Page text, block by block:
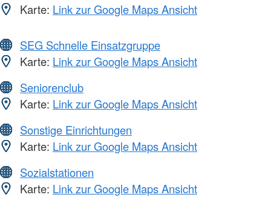
Karte: Link zur Google Maps Ansicht
SEG Schnelle Einsatzgruppe
Karte: Link zur Google Maps Ansicht
Seniorenclub
Karte: Link zur Google Maps Ansicht
Sonstige Einrichtungen
Karte: Link zur Google Maps Ansicht
Sozialstationen
Karte: Link zur Google Maps Ansicht